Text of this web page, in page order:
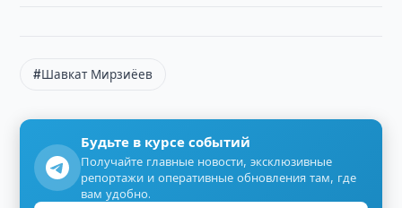
#Шавкат Мирзиёев
Будьте в курсе событий
Получайте главные новости, эксклюзивные
репортажи и оперативные обновления там, где
вам удобно.